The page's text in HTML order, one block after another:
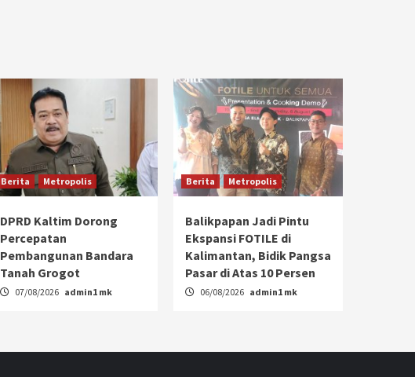
Berita Metropolis
DPRD Kaltim Dorong
Percepatan
Pembangunan Bandara
Tanah Grogot
07/08/2026 admin1 mk
Berita Metropolis
Balikpapan Jadi Pintu
Ekspansi FOTILE di
Kalimantan, Bidik Pangsa
Pasar di Atas 10 Persen
06/08/2026 admin1 mk